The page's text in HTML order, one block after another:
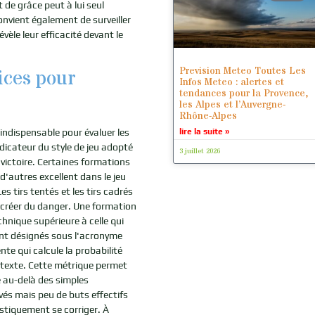
de grâce peut à lui seul
également de surveiller
leur efficacité devant le
pour
pour évaluer les
du style de jeu adopté
Certaines formations
excellent dans le jeu
tirs tentés et les tirs cadrés
du danger. Une formation
supérieure à celle qui
désignés sous l'acronyme
qui calcule la probabilité
Cette métrique permet
delà des simples
mais peu de buts effectifs
se corriger. À
Prevision Meteo Toutes Les
Infos Meteo : alertes et
tendances pour la Provence,
les Alpes et l’Auvergne-
Rhône-Alpes
lire la suite »
3 juillet 2026